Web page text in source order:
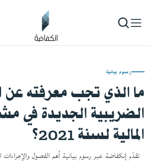
رسوم بيانية
ما الذي تجب معرفته عن
الضريبية الجديدة في
المالية لسنة 2021؟
تقدّم إنكفاضة عبر رسوم بيانية أهم الفصول